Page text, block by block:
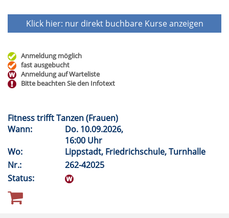
Klick hier: nur direkt buchbareKurse anzeigen
Anmeldung möglich
fast ausgebucht
Anmeldung auf Warteliste
Bitte beachten Sie den Infotext
Fitness trifft Tanzen (Frauen)
Wann:
Do. 10.09.2026,
16:00 Uhr
Wo:
Lippstadt, Friedrichschule, Turnhalle
Nr.:
262-42025
Status: